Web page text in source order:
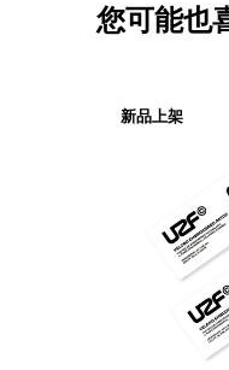
您可能也
新品上架